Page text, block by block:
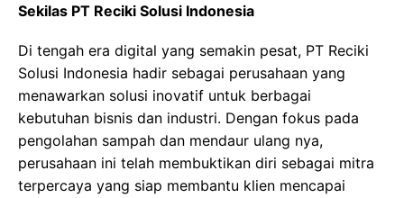
Sekilas PT Reciki Solusi Indonesia
Di tengah era digital yang semakin pesat, PT Reciki
Solusi Indonesia hadir sebagai perusahaan yang
menawarkan solusi inovatif untuk berbagai
kebutuhan bisnis dan industri. Dengan fokus pada
pengolahan sampah dan mendaur ulang nya,
perusahaan ini telah membuktikan diri sebagai mitra
terpercaya yang siap membantu klien mencapai